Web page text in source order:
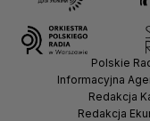
Polskie
Informacyjna
Redakcja
Redakcja